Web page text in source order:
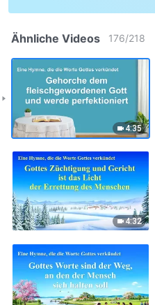
Ähnliche Videos 176/218
4:35
4:32